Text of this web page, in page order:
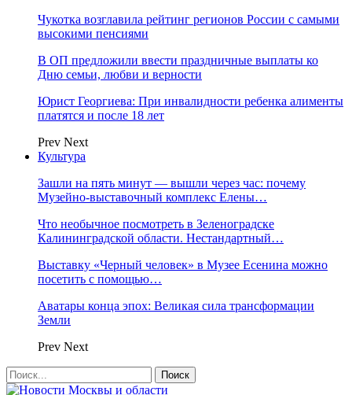
Чукотка возглавила рейтинг регионов России с самыми
высокими пенсиями
В ОП предложили ввести праздничные выплаты ко
Дню семьи, любви и верности
Юрист Георгиева: При инвалидности ребенка алименты
платятся и после 18 лет
Prev Next
Культура
Зашли на пять минут — вышли через час: почему
Музейно-выставочный комплекс Елены…
Что необычное посмотреть в Зеленоградске
Калининградской области. Нестандартный…
Выставку «Черный человек» в Музее Есенина можно
посетить с помощью…
Аватары конца эпох: Великая сила трансформации
Земли
Prev Next